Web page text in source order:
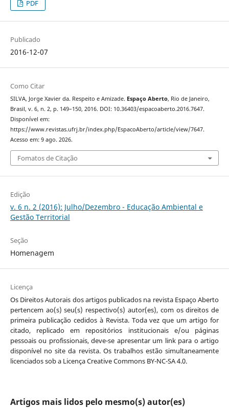
PDF
Publicado
2016-12-07
Como Citar
SILVA, Jorge Xavier da. Respeito e Amizade. Espaço Aberto, Rio de Janeiro,
Brasil, v. 6, n. 2, p. 149–150, 2016. DOI: 10.36403/espacoaberto.2016.7647.
Disponível em:
https://www.revistas.ufrj.br/index.php/EspacoAberto/article/view/7647.
Acesso em: 9 ago. 2026.
Fomatos de Citação
Edição
v. 6 n. 2 (2016): Julho/Dezembro - Educação Ambiental e
Gestão Territorial
Seção
Homenagem
Licença
Os Direitos Autorais dos artigos publicados na revista Espaço Aberto
pertencem ao(s) seu(s) respectivo(s) autor(es), com os direitos de
primeira publicação cedidos à Revista. Toda vez que um artigo for
citado, replicado em repositórios institucionais e/ou páginas
pessoais ou profissionais, deve-se apresentar um link para o artigo
disponível no site da revista. Os trabalhos estão simultaneamente
licenciados sob a Licença Creative Commons BY-NC-SA 4.0.
Artigos mais lidos pelo mesmo(s) autor(es)